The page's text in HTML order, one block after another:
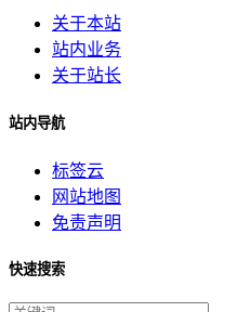
关于本站
站内业务
关于站长
站内导航
标签云
网站地图
免责声明
快速搜索